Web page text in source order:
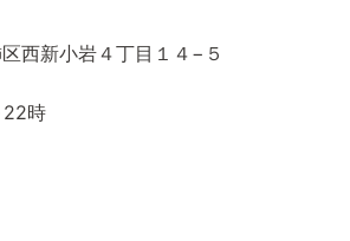
西新小岩４丁目１４−５
22時